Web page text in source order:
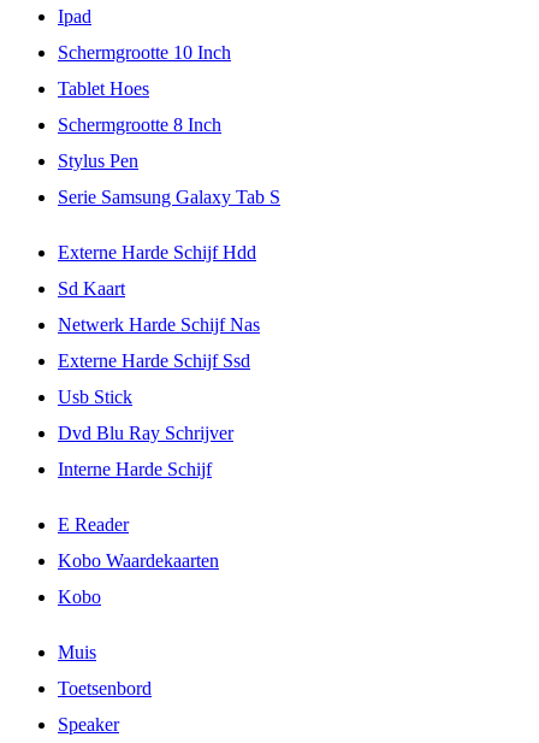
Ipad
Schermgrootte 10 Inch
Tablet Hoes
Schermgrootte 8 Inch
Stylus Pen
Serie Samsung Galaxy Tab S
Externe Harde Schijf Hdd
Sd Kaart
Netwerk Harde Schijf Nas
Externe Harde Schijf Ssd
Usb Stick
Dvd Blu Ray Schrijver
Interne Harde Schijf
E Reader
Kobo Waardekaarten
Kobo
Muis
Toetsenbord
Speaker